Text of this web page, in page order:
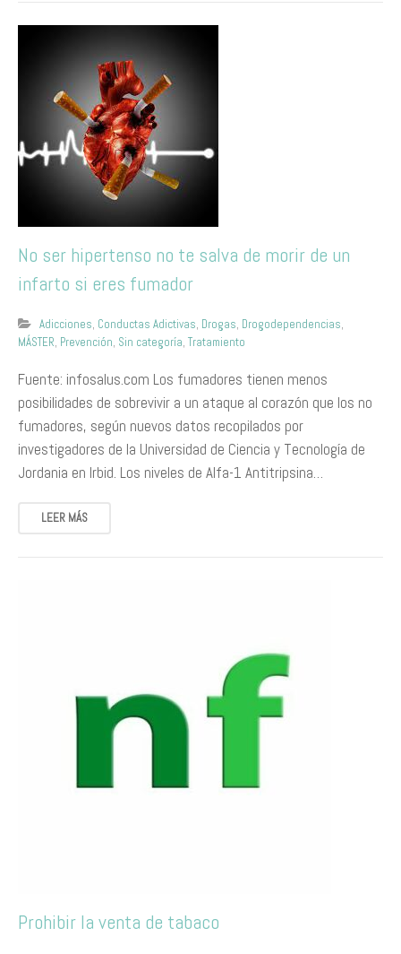
No ser hipertenso no te salva de morir de un
infarto si eres fumador
Adicciones, Conductas Adictivas, Drogas, Drogodependencias,
MÁSTER, Prevención, Sin categoría, Tratamiento
Fuente: infosalus.com Los fumadores tienen menos
posibilidades de sobrevivir a un ataque al corazón que los no
fumadores, según nuevos datos recopilados por
investigadores de la Universidad de Ciencia y Tecnología de
Jordania en Irbid. Los niveles de Alfa-1 Antitripsina…
LEER MÁS
Prohibir la venta de tabaco